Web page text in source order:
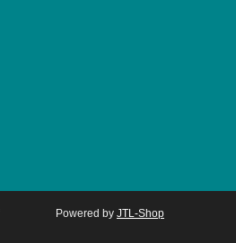
Powered by JTL-Shop